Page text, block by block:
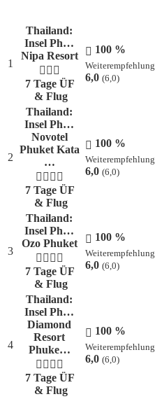
1
Thailand:
Insel Ph…
Nipa Resort
7 Tage ÜF
& Flug
100 %
Weiterempfehlung
6,0 (6,0)
2
Thailand:
Insel Ph…
Novotel
Phuket Kata
…
7 Tage ÜF
& Flug
100 %
Weiterempfehlung
6,0 (6,0)
3
Thailand:
Insel Ph…
Ozo Phuket
7 Tage ÜF
& Flug
100 %
Weiterempfehlung
6,0 (6,0)
4
Thailand:
Insel Ph…
Diamond
Resort
Phuke…
7 Tage ÜF
& Flug
100 %
Weiterempfehlung
6,0 (6,0)